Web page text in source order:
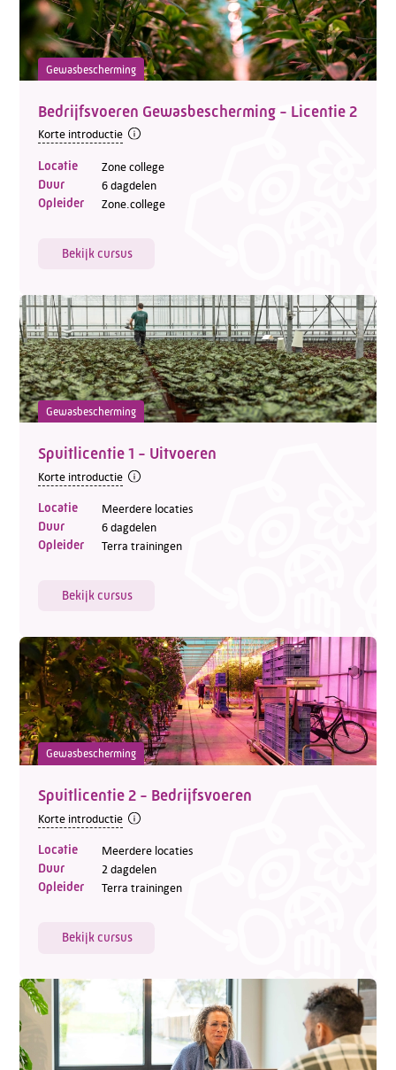
Gewasbescherming
Bedrijfsvoeren Gewasbescherming - Licentie 2
Korte introductie
Locatie Zone college
Duur 6 dagdelen
Opleider Zone.college
Bekijk cursus
Gewasbescherming
Spuitlicentie 1 - Uitvoeren
Korte introductie
Locatie Meerdere locaties
Duur 6 dagdelen
Opleider Terra trainingen
Bekijk cursus
Gewasbescherming
Spuitlicentie 2 - Bedrijfsvoeren
Korte introductie
Locatie Meerdere locaties
Duur 2 dagdelen
Opleider Terra trainingen
Bekijk cursus